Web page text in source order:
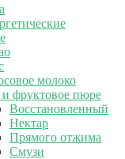
молоко
фруктовое пюре
Восстановленный
Нектар
Прямого отжима
Смузи